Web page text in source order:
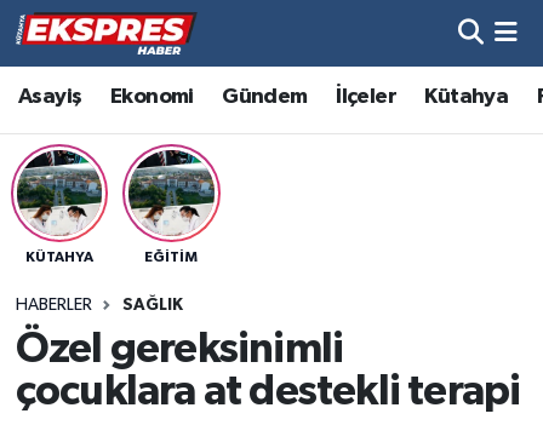
Asayiş Ekonomi Gündem İlçeler Kütahya
KÜTAHYA EĞITIM
HABERLER SAĞLIK
Özel gereksinimli
çocuklara at destekli terapi
Altıntaş
Asayiş
Aslanapa
Bölge
Çavdarhisar
Hava Durumu
Trafik Durumu
Süper Lig Puan Durumu ve Fikstür
Son Dakika Haberleri
Haber Arşivi